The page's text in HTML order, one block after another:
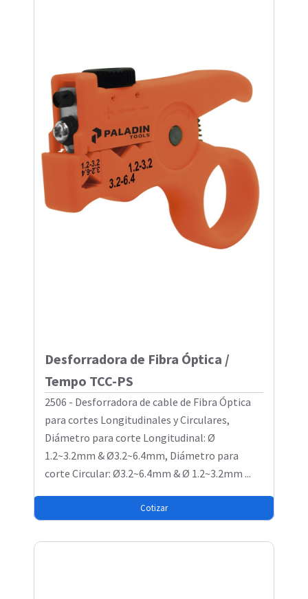
Desforradora de Fibra Óptica /
Tempo TCC-PS
2506 - Desforradora de cable de Fibra Óptica
para cortes Longitudinales y Circulares,
Diámetro para corte Longitudinal: Ø
1.2~3.2mm & Ø3.2~6.4mm, Diámetro para
corte Circular: Ø3.2~6.4mm & Ø 1.2~3.2mm ...
Cotizar